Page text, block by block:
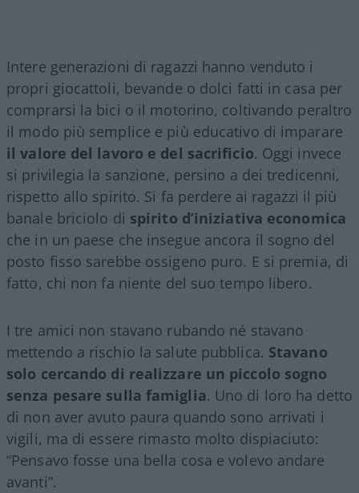
Intere generazioni di ragazzi hanno venduto i
propri giocattoli, bevande o dolci fatti in casa per
comprarsi la bici o il motorino, coltivando peraltro
il modo più semplice e più educativo di imparare
il valore del lavoro e del sacrificio. Oggi invece
si privilegia la sanzione, persino a dei tredicenni,
rispetto allo spirito. Si fa perdere ai ragazzi il più
banale briciolo di spirito d’iniziativa economica
che in un paese che insegue ancora il sogno del
posto fisso sarebbe ossigeno puro. E si premia, di
fatto, chi non fa niente del suo tempo libero.
I tre amici non stavano rubando né stavano
mettendo a rischio la salute pubblica. Stavano
solo cercando di realizzare un piccolo sogno
senza pesare sulla famiglia. Uno di loro ha detto
di non aver avuto paura quando sono arrivati i
vigili, ma di essere rimasto molto dispiaciuto:
“Pensavo fosse una bella cosa e volevo andare
avanti”.